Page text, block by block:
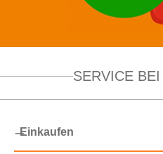
SERVICE
Einkaufen